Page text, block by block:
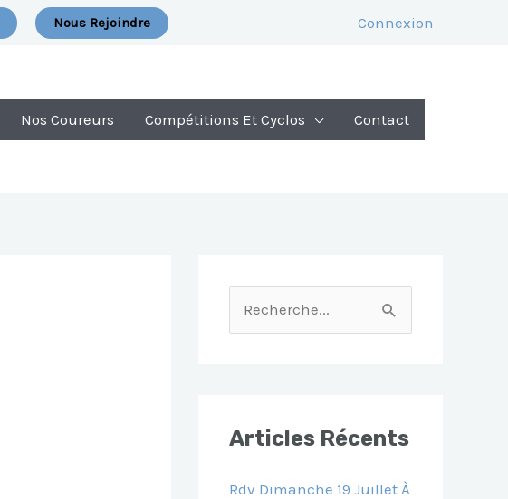
Nous Rejoindre Connexion
Nos Coureurs Compétitions Et Cyclos Contact
E
C
Articles Récents
Rdv Dimanche 19 Juillet À